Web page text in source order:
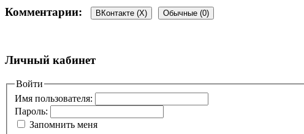
Комментарии: ВКонтакте (X) Обычные (0)
Добавить комментарий
Ваш адрес email не будет опубликован. Обязательные поля помечены*
Личный кабинет
Войти
Имя пользователя:
Пароль:
Запомнить меня